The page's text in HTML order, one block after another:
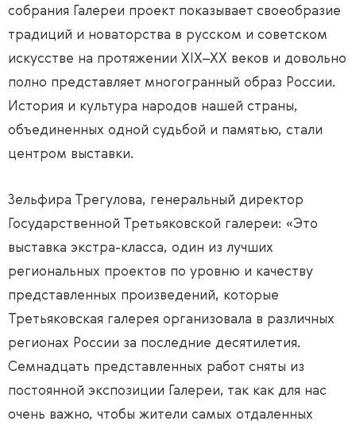
собрания Галереи проект показывает своеобразие
традиций и новаторства в русском и советском
искусстве на протяжении XIX–XX веков и довольно
полно представляет многогранный образ России.
История и культура народов нашей страны,
объединенных одной судьбой и памятью, стали
центром выставки.
Зельфира Трегулова, генеральный директор
Государственной Третьяковской галереи: «Это
выставка экстра-класса, один из лучших
региональных проектов по уровню и качеству
представленных произведений, которые
Третьяковская галерея организовала в различных
регионах России за последние десятилетия.
Семнадцать представленных работ сняты из
постоянной экспозиции Галереи, так как для нас
очень важно, чтобы жители самых отдаленных